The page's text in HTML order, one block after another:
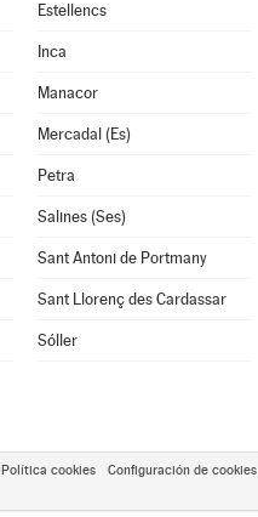
Estellencs
Inca
Manacor
Mercadal (Es)
Petra
Salines (Ses)
Sant Antoni de Portmany
Sant Llorenç des Cardassar
Sóller
Política cookies Configuración de cookies